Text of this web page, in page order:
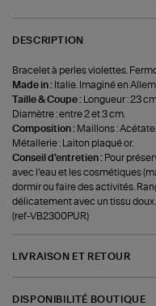
DESCRIPTION
Bracelet à perles violettes.
Made in : Italie. Imaginé en
Taille & Coupe :
Longueur : 23
Diamètre : entre 2 et 3 cm.
Composition : Maillons : Acétate.
Métallerie : Laiton plaqué or.
Conseil d'entretien : Pour
avec l’eau et les cosmétiques
dormir ou faire des activités.
délicatement avec un tissu doux.
(ref-VB2300PUR)
LIVRAISON ET RETOUR
DISPONIBILITÉ BOUTIQUE